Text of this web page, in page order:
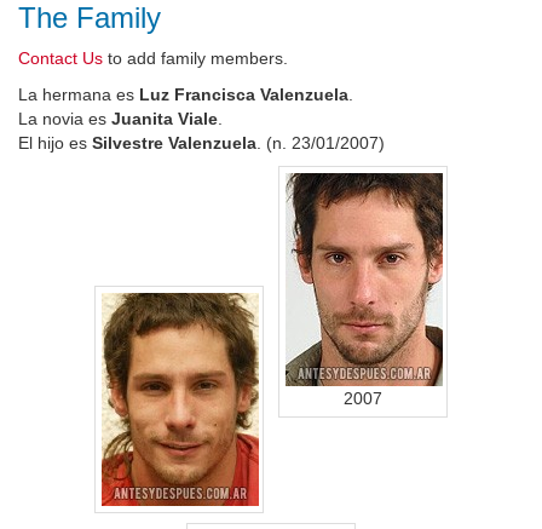
The Family
Contact Us to add family members.
La hermana es Luz Francisca Valenzuela
La novia es Juanita Viale
El hijo es Silvestre Valenzuela . (n. 23/01/2007)
2007